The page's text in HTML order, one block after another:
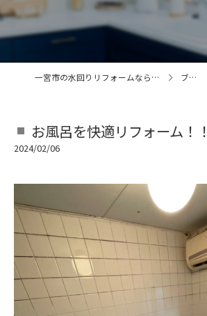
一宮市の水回りリフォームなら株式会社ハプロ ブログ
お風呂を快適リフォーム！！
2024/02/06